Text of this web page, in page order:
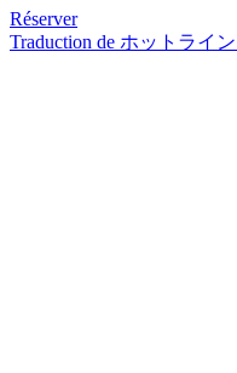
Réserver
Traduction de ホットライ